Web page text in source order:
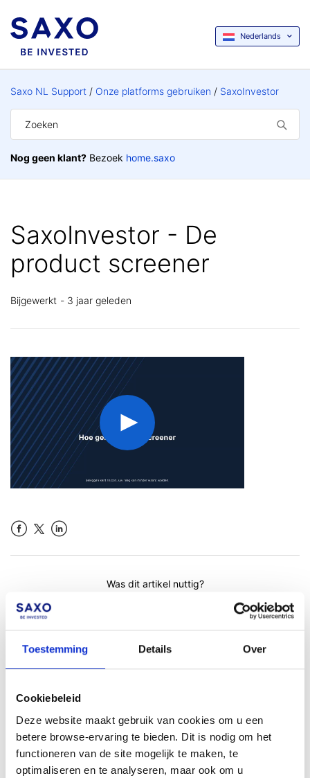
Toestemming Details Over
Cookiebeleid
Deze website maakt gebruik van cookies om u een
betere browse-ervaring te bieden. Dit is nodig om het
functioneren van de site mogelijk te maken, te
optimaliseren en te analyseren, maar ook om u
Nederlands
Saxo NL Support Onze platforms gebruiken SaxoInvestor
Nog geen klant? Bezoek home.saxo
SaxoInvestor - De
product screener
Bijgewerkt 3 jaar geleden
Was dit artikel nuttig?
Nog geen klant?